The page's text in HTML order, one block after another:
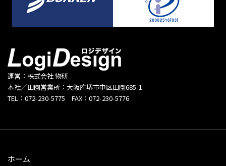
運営：株式会社 物研
本社／田園営業所：大阪府堺市中区田園685-1
TEL：072-230-5775 FAX：072-230-5776
ホーム